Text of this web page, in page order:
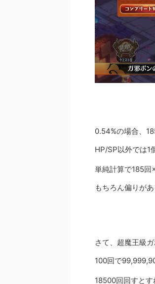
0.54%の場合、
HP/SP以外では1
単純計算で185回
もちろん偏りが
さて、超魔王級
100回で
18500回回すと